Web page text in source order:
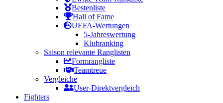
Bestenliste
Hall of Fame
UEFA-Wertungen
5-Jahreswertung
Klubranking
Saison relevante Ranglisten
Formrangliste
Teamtreue
Vergleiche
User-Direktvergleich
Fighters